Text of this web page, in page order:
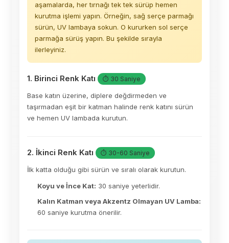
aşamalarda, her tırnağı tek tek sürüp hemen
kurutma işlemi yapın. Örneğin, sağ serçe parmağı
sürün, UV lambaya sokun. O kururken sol serçe
parmağa sürüş yapın. Bu şekilde sırayla
ilerleyiniz.
1. Birinci Renk Katı ⏱ 30 Saniye
Base katın üzerine, diplere değdirmeden ve
taşırmadan eşit bir katman halinde renk katını sürün
ve hemen UV lambada kurutun.
2. İkinci Renk Katı ⏱ 30-60 Saniye
İlk katta olduğu gibi sürün ve sıralı olarak kurutun.
Koyu ve İnce Kat: 30 saniye yeterlidir.
Kalın Katman veya Akzentz Olmayan UV Lamba:
60 saniye kurutma önerilir.